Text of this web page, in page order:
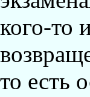
кого-то
то есть